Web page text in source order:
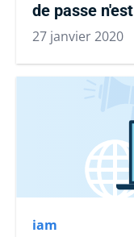
de passe
27 janvier 2020
iam